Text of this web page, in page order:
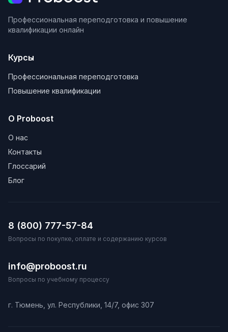
Профессиональная переподготовка и повышение
квалификации онлайн
Курсы
Профессиональная переподготовка
Повышение квалификации
О Proboost
О нас
Контакты
Глоссарий
Блог
8 (800) 777-57-84
Вопросы по покупке, оплате и содержанию курсов
info@proboost.ru
Вопросы по учебному процессу
г. Тюмень, ул. Республики, 14/7, офис 307